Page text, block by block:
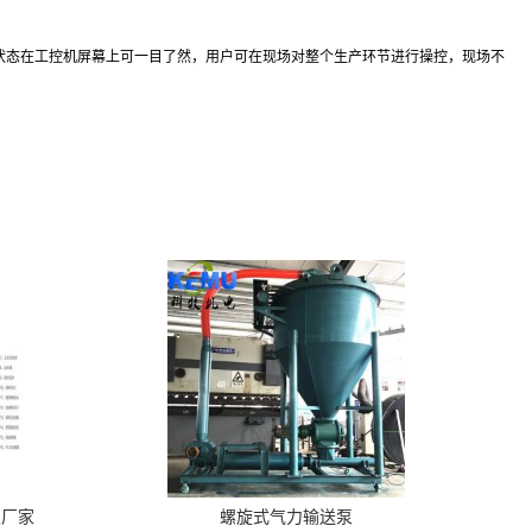
态在工控机屏幕上可一目了然，用户可在现场对整个生产环节进行操控，现场不
家 螺旋式气力输送泵